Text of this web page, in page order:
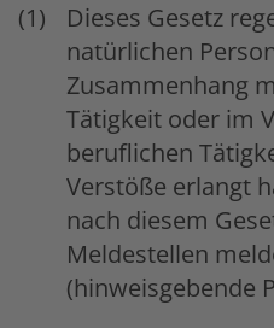
Dieses Gesetz
natürlichen
Zusammenhang
Tätigkeit oder im
beruflichen
Verstöße erlangt
nach diesem
Meldestellen
(hinweisgebende